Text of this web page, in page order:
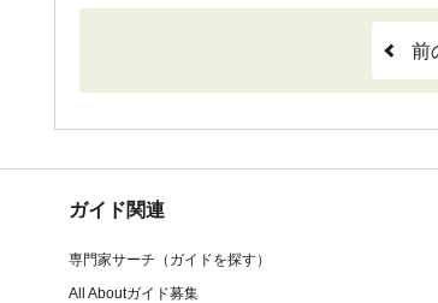
前
ガイド関連
専門家サーチ（ガイドを探す）
All Aboutガイド募集